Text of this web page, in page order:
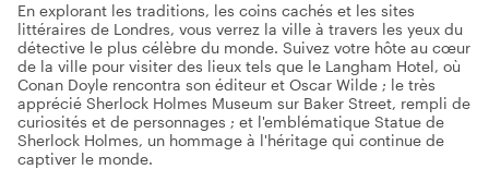
En explorant les traditions, les coins cachés et les sites
littéraires de Londres, vous verrez la ville à travers les yeux du
détective le plus célèbre du monde. Suivez votre hôte au cœur
de la ville pour visiter des lieux tels que le Langham Hotel, où
Conan Doyle rencontra son éditeur et Oscar Wilde ; le très
apprécié Sherlock Holmes Museum sur Baker Street, rempli de
curiosités et de personnages ; et l'emblématique Statue de
Sherlock Holmes, un hommage à l'héritage qui continue de
captiver le monde.